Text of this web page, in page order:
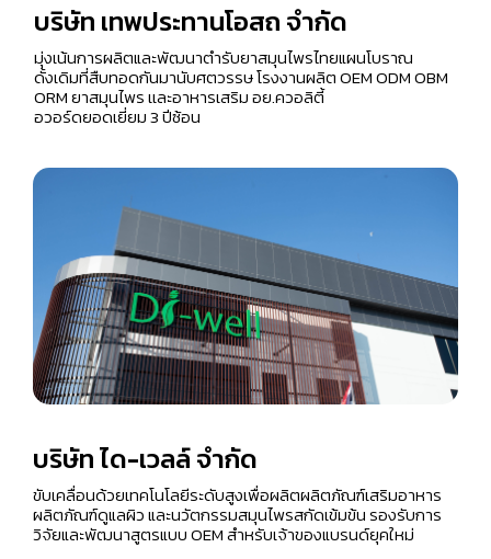
บริษัท เทพประทานโอสถ จำกัด
มุ่งเน้นการผลิตและพัฒนาตำรับยาสมุนไพรไทยแผนโบราณ
ดั้งเดิมที่สืบทอดกันมานับศตวรรษ โรงงานผลิต OEM ODM OBM
ORM ยาสมุนไพร เเละอาหารเสริม อย.ควอลิตี้
อวอร์ดยอดเยี่ยม 3 ปีซ้อน
บริษัท ได-เวลล์ จำกัด
ขับเคลื่อนด้วยเทคโนโลยีระดับสูงเพื่อผลิตผลิตภัณฑ์เสริมอาหาร
ผลิตภัณฑ์ดูแลผิว และนวัตกรรมสมุนไพรสกัดเข้มข้น รองรับการ
วิจัยและพัฒนาสูตรแบบ OEM สำหรับเจ้าของแบรนด์ยุคใหม่